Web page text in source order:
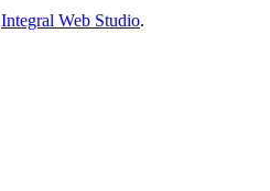
Integral Web Studio.